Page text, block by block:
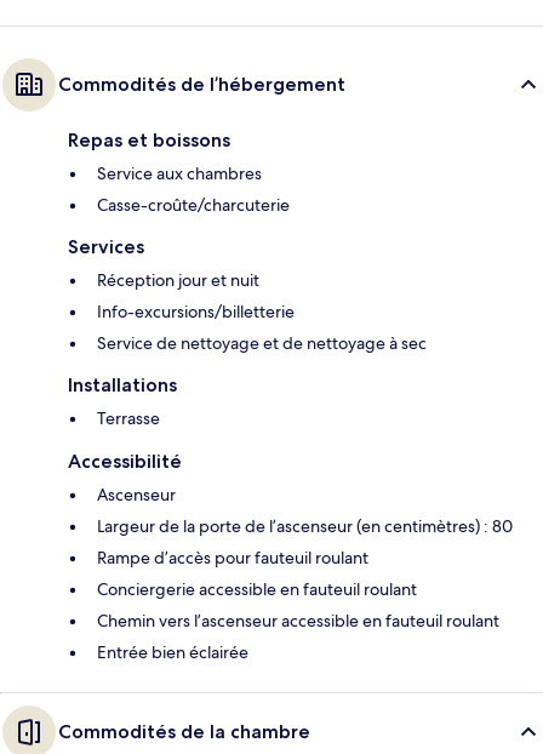
Commodités de l’hébergement
Repas et boissons
Service aux chambres
Casse-croûte/charcuterie
Services
Réception jour et nuit
Info-excursions/billetterie
Service de nettoyage et de nettoyage à sec
Installations
Terrasse
Accessibilité
Ascenseur
Largeur de la porte de l’ascenseur (en centimètres) : 80
Rampe d’accès pour fauteuil roulant
Conciergerie accessible en fauteuil roulant
Chemin vers l’ascenseur accessible en fauteuil roulant
Entrée bien éclairée
Commodités de la chambre